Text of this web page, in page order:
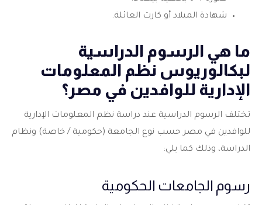
شهادة الميلاد أو كارت العائلة.
ما هي الرسوم الدراسية
لبكالوريوس نظم المعلومات
الإدارية للوافدين في مصر؟
تختلف الرسوم الدراسية عند دراسة نظم المعلومات الإدارية
للوافدين في مصر حسب نوع الجامعة (حكومية / خاصة) ونظام
الدراسة، وذلك كما يلي:
رسوم الجامعات الحكومية